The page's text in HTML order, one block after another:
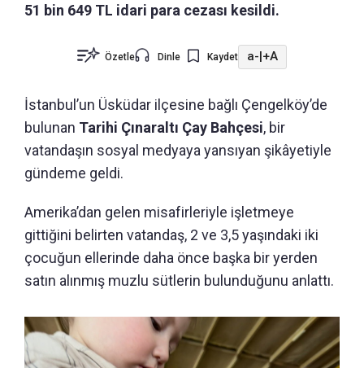
51 bin 649 TL idari para cezası kesildi.
Özetle Dinle Kaydet a- +A
İstanbul’un Üsküdar ilçesine bağlı Çengelköy’de
bulunan Tarihi Çınaraltı Çay Bahçesi, bir
vatandaşın sosyal medyaya yansıyan şikâyetiyle
gündeme geldi.
Amerika’dan gelen misafirleriyle işletmeye
gittiğini belirten vatandaş, 2 ve 3,5 yaşındaki iki
çocuğun ellerinde daha önce başka bir yerden
satın alınmış muzlu sütlerin bulunduğunu anlattı.